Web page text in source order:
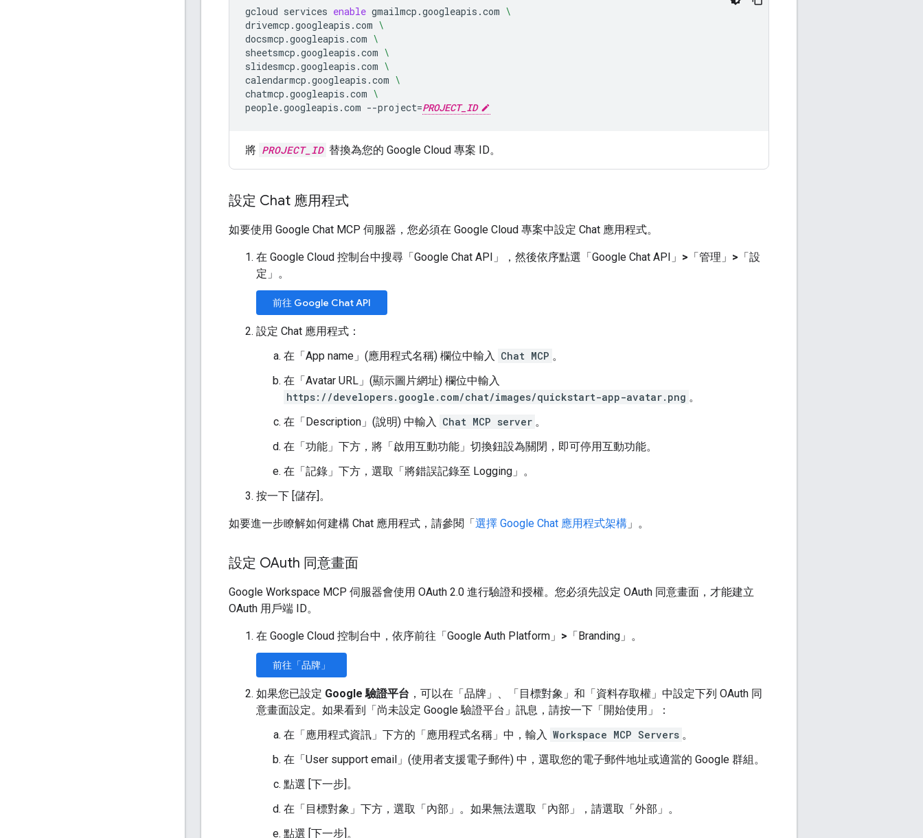
gcloud services enable gmailmcp.googleapis.com \
drivemcp.googleapis.com \
docsmcp.googleapis.com \
sheetsmcp.googleapis.com \
slidesmcp.googleapis.com \
calendarmcp.googleapis.com \
chatmcp.googleapis.com \
people.googleapis.com --project=PROJECT_ID
將 PROJECT_ID 替換為您的 Google Cloud 專案 ID。
設定 Chat 應用程式
如要使用 Google Chat MCP 伺服器，您必須在 Google Cloud 專案中設定 Chat 應用程式。
在 Google Cloud 控制台中搜尋「Google Chat API」 ，然後依序點選「Google Chat API」 > 「管理」 > 「設
定」 。
前往 Google Chat API
設定 Chat 應用程式：
在「App name」(應用程式名稱) 欄位中輸入 Chat MCP 。
在「Avatar URL」(顯示圖片網址) 欄位中輸入
https://developers.google.com/chat/images/quickstart-app-avatar.png 。
在「Description」(說明) 中輸入 Chat MCP server 。
在「功能」 下方，將「啟用互動功能」 切換鈕設為關閉，即可停用互動功能。
在「記錄」 下方，選取「將錯誤記錄至 Logging」 。
按一下 [儲存]。
如要進一步瞭解如何建構 Chat 應用程式，請參閱「選擇 Google Chat 應用程式架構 」。
設定 OAuth 同意畫面
Google Workspace MCP 伺服器會使用 OAuth 2.0 進行驗證和授權。您必須先設定 OAuth 同意畫面，才能建立
OAuth 用戶端 ID。
在 Google Cloud 控制台中，依序前往「Google Auth Platform」 > 「Branding」 。
前往「品牌」
如果您已設定 Google 驗證平台 ，可以在「品牌」 、「目標對象」 和「資料存取權」 中設定下列 OAuth 同
意畫面設定。如果看到「尚未設定 Google 驗證平台」 訊息，請按一下「開始使用」
：
在「應用程式資訊」 下方的「應用程式名稱」 中，輸入 Workspace MCP Servers 。
在「User support email」(使用者支援電子郵件) 中，選取您的電子郵件地址或適當的 Google 群組。
點選 [下一步]。
在「目標對象」 下方，選取「內部」 。如果無法選取「內部」 ，請選取「外部」 。
點選 [下一步]。